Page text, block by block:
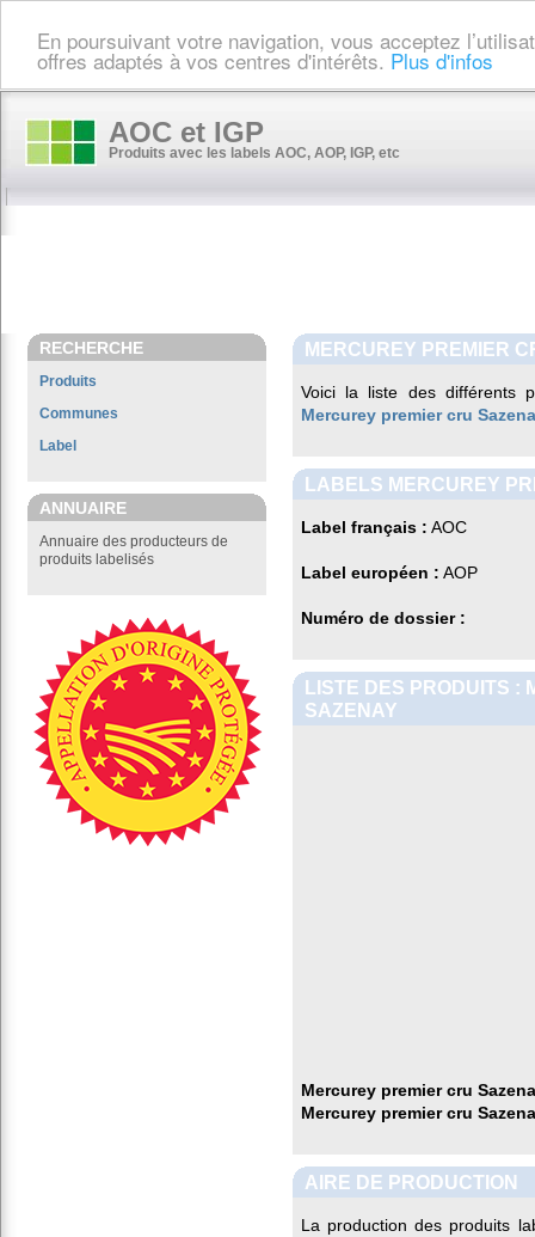
En poursuivant votre navigation, vous acceptez
offres adaptés à vos centres d'intérêts. Plus d'infos
AOC et IGP
Produits avec les labels AOC, AOP, IGP, etc
RECHERCHE
Produits
Communes
Label
ANNUAIRE
Annuaire des producteurs de
produits labelisés
MERCUREY PREMIER
Voici la liste des différents
Mercurey premier cru
LABELS MERCUREY
Label français : AOC
Label européen : AOP
Numéro de dossier :
LISTE DES PRODUITS :
SAZENAY
Mercurey premier cru
Mercurey premier cru
AIRE DE PRODUCTION
La production des produits